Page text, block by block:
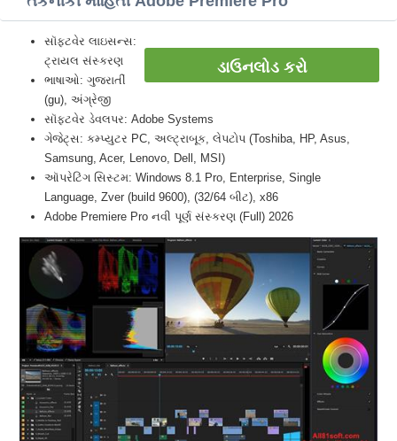
ડાઉનલોડ કરો
સૉફ્ટવેર લાઇસન્સ:
ટ્રાયલ સંસ્કરણ
ભાષાઓ: ગુજરાતીં
(gu), અંગ્રેજી
સૉફ્ટવેર ડેવલપર: Adobe Systems
ગેજેટ્સ: કમ્પ્યુટર PC, અલ્ટ્રાબૂક, લેપટોપ (Toshiba, HP, Asus,
Samsung, Acer, Lenovo, Dell, MSI)
ઑપરેટિંગ સિસ્ટમ: Windows 8.1 Pro, Enterprise, Single
Language, Zver (build 9600), (32/64 બીટ), x86
Adobe Premiere Pro નવી પૂર્ણ સંસ્કરણ (Full) 2026